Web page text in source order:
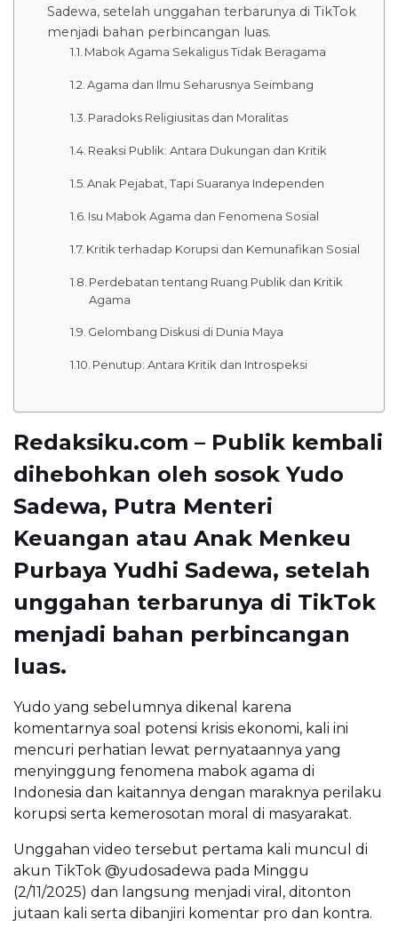
Sadewa, setelah unggahan terbarunya di TikTok
menjadi bahan perbincangan luas.
Mabok Agama Sekaligus Tidak Beragama
Agama dan Ilmu Seharusnya Seimbang
Paradoks Religiusitas dan Moralitas
Reaksi Publik: Antara Dukungan dan Kritik
Anak Pejabat, Tapi Suaranya Independen
Isu Mabok Agama dan Fenomena Sosial
Kritik terhadap Korupsi dan Kemunafikan Sosial
Perdebatan tentang Ruang Publik dan Kritik
Agama
Gelombang Diskusi di Dunia Maya
Penutup: Antara Kritik dan Introspeksi
Redaksiku.com – Publik kembali
dihebohkan oleh sosok Yudo
Sadewa, Putra Menteri
Keuangan atau Anak Menkeu
Purbaya Yudhi Sadewa, setelah
unggahan terbarunya di TikTok
menjadi bahan perbincangan
luas.
Yudo yang sebelumnya dikenal karena
komentarnya soal potensi krisis ekonomi, kali ini
mencuri perhatian lewat pernyataannya yang
menyinggung fenomena mabok agama di
Indonesia dan kaitannya dengan maraknya perilaku
korupsi serta kemerosotan moral di masyarakat.
Unggahan video tersebut pertama kali muncul di
akun TikTok @yudosadewa pada Minggu
(2/11/2025) dan langsung menjadi viral, ditonton
jutaan kali serta dibanjiri komentar pro dan kontra.